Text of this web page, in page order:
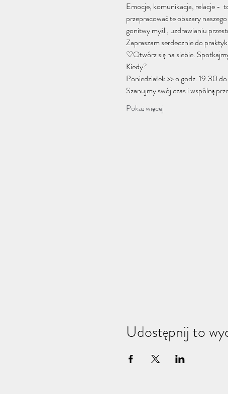
Emocje, komunikacja, relacje -
przepracować te obszary
gonitwy myśli, uzdrawianiu
Zapraszam serdecznie do
♡Otwórz się na siebie.
Kiedy?
Poniedziałek >> o godz. 19.30
Szanujmy swój czas i wspólną
Pokaż więcej
Udostępnij to